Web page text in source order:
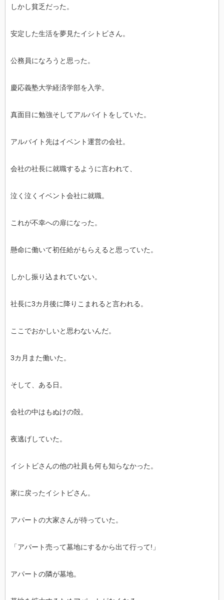
しかし貧乏だった。
安定した生活を夢見たイシトビさん。
公務員になろうと思った。
慶応義塾大学経済学部を入学。
真面目に勉強そしてアルバイトをしていた。
アルバイト先はイベント運営の会社。
会社の社長に就職するように言われて、
泣く泣くイベント会社に就職。
これが不幸への扉になった。
懸命に働いて初任給がもらえると思っていた。
しかし振り込まれていない。
社長に3カ月後に降りこまれると言われる。
ここでおかしいと思わないんだ。
3カ月また働いた。
そして、ある日。
会社の中はもぬけの殻。
夜逃げしていた。
イシトビさんの他の社員も何も知らなかった。
家に戻ったイシトビさん。
アパートの大家さんが待っていた。
「アパート売って墓地にするから出て行って!」
アパートの隣が墓地。